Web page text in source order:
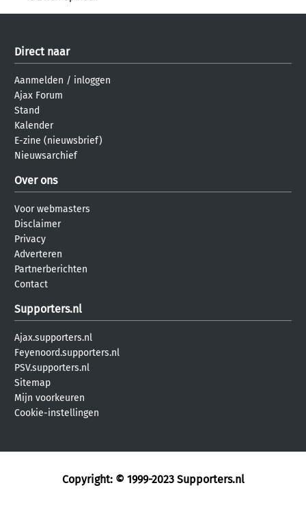
Direct naar
Aanmelden / inloggen
Ajax Forum
Stand
Kalender
E-zine (nieuwsbrief)
Nieuwsarchief
Over ons
Voor webmasters
Disclaimer
Privacy
Adverteren
Partnerberichten
Contact
Supporters.nl
Ajax.supporters.nl
Feyenoord.supporters.nl
PSV.supporters.nl
Sitemap
Mijn voorkeuren
Cookie-instellingen
Copyright: © 1999-2023 Supporters.nl